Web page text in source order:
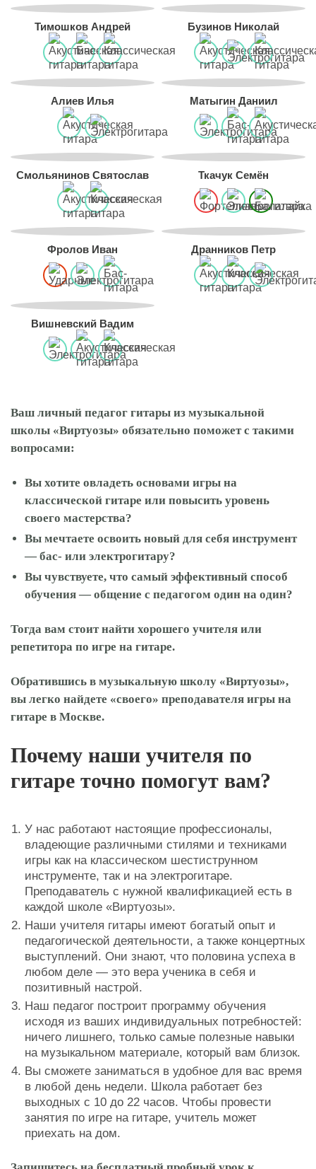
Тимошков Андрей Бузинов Николай
Алиев Илья Матыгин Даниил
Смольянинов Святослав Ткачук Семён
Фролов Иван Дранников Петр
Вишневский Вадим
Ваш личный педагог гитары из музыкальной
школы «Виртуозы» обязательно поможет с такими
вопросами:
Вы хотите овладеть основами игры на
классической гитаре или повысить уровень
своего мастерства?
Вы мечтаете освоить новый для себя инструмент
— бас- или электрогитару?
Вы чувствуете, что самый эффективный способ
обучения — общение с педагогом один на один?
Тогда вам стоит найти хорошего учителя или
репетитора по игре на гитаре.
Обратившись в музыкальную школу «Виртуозы»,
вы легко найдете «своего» преподавателя игры на
гитаре в Москве.
Почему наши учителя по
гитаре точно помогут вам?
У нас работают настоящие профессионалы,
владеющие различными стилями и техниками
игры как на классическом шестиструнном
инструменте, так и на электрогитаре.
Преподаватель с нужной квалификацией есть в
каждой школе «Виртуозы».
Наши учителя гитары имеют богатый опыт и
педагогической деятельности, а также концертных
выступлений. Они знают, что половина успеха в
любом деле — это вера ученика в себя и
позитивный настрой.
Наш педагог построит программу обучения
исходя из ваших индивидуальных потребностей:
ничего лишнего, только самые полезные навыки
на музыкальном материале, который вам близок.
Вы сможете заниматься в удобное для вас время
в любой день недели. Школа работает без
выходных с 10 до 22 часов. Чтобы провести
занятия по игре на гитаре, учитель может
приехать на дом.